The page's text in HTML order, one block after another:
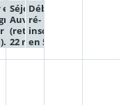
en
le
Séjour en
Auvergne
(retour le
22 mai).
Début des
ré-
inscriptions
en 5°- 4° et